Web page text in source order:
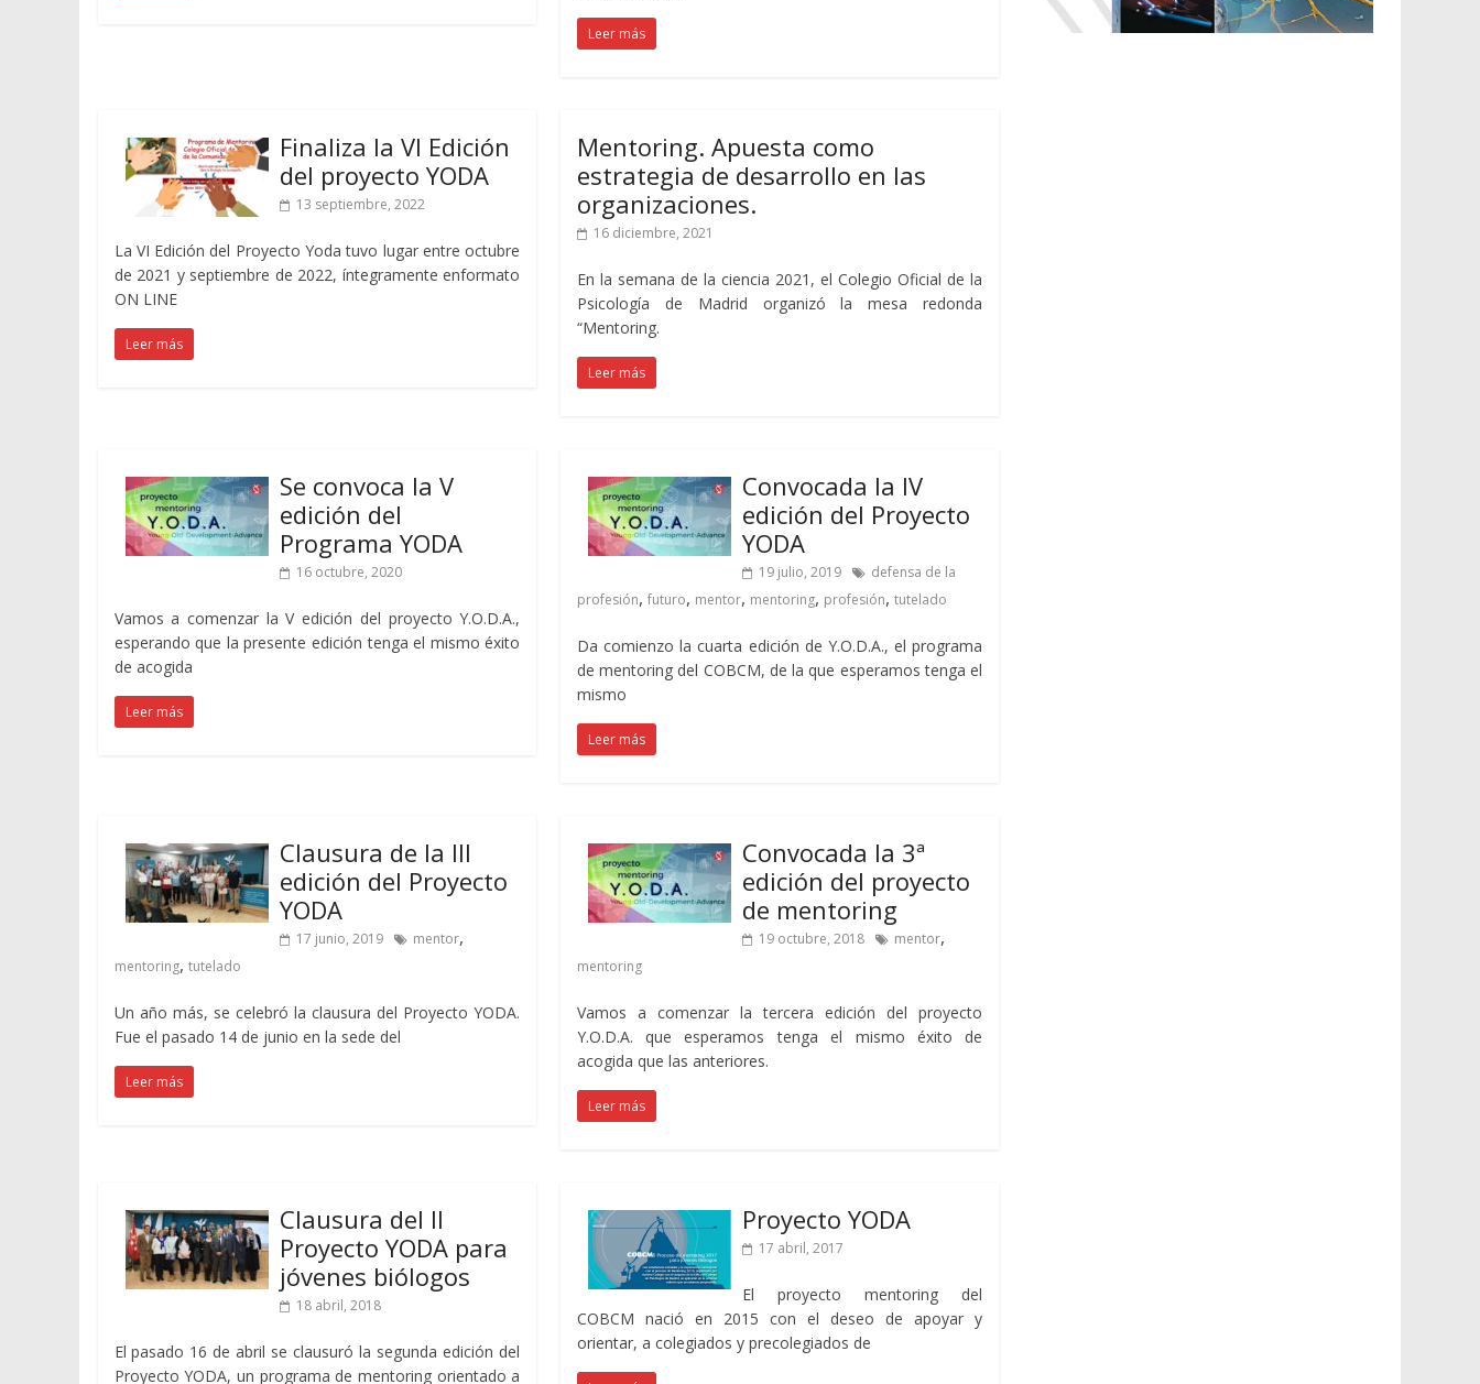
Leer más
Finaliza la VI Edición
del proyecto YODA
13 septiembre, 2022
La VI Edición del Proyecto Yoda tuvo lugar entre octubre
de 2021 y septiembre de 2022, íntegramente enformato
ON LINE
Leer más
Mentoring. Apuesta como
estrategia de desarrollo en las
organizaciones.
16 diciembre, 2021
En la semana de la ciencia 2021, el Colegio Oficial de la
Psicología de Madrid organizó la mesa redonda
“Mentoring.
Leer más
Se convoca la V
edición del
Programa YODA
16 octubre, 2020
Vamos a comenzar la V edición del proyecto Y.O.D.A.,
esperando que la presente edición tenga el mismo éxito
de acogida
Leer más
Convocada la IV
edición del Proyecto
YODA
19 julio, 2019
defensa de la
profesión, futuro, mentor, mentoring, profesión, tutelado
Da comienzo la cuarta edición de Y.O.D.A., el programa
de mentoring del COBCM, de la que esperamos tenga el
mismo
Leer más
Clausura de la III
edición del Proyecto
YODA
17 junio, 2019 mentor,
mentoring, tutelado
Un año más, se celebró la clausura del Proyecto YODA.
Fue el pasado 14 de junio en la sede del
Leer más
Convocada la 3ª
edición del proyecto
de mentoring
19 octubre, 2018 mentor,
mentoring
Vamos a comenzar la tercera edición del proyecto
Y.O.D.A. que esperamos tenga el mismo éxito de
acogida que las anteriores.
Leer más
Clausura del II
Proyecto YODA para
jóvenes biólogos
18 abril, 2018
El pasado 16 de abril se clausuró la segunda edición del
Proyecto YODA, un programa de mentoring orientado a
Proyecto YODA
17 abril, 2017
El proyecto mentoring del
COBCM nació en 2015 con el deseo de apoyar y
orientar, a colegiados y precolegiados de